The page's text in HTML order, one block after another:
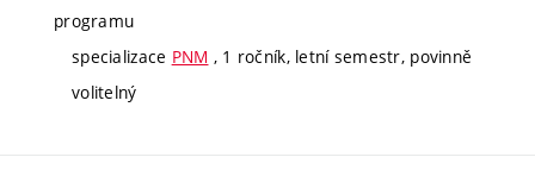
programu
specializace PNM , 1 ročník, letní semestr, povinně
volitelný